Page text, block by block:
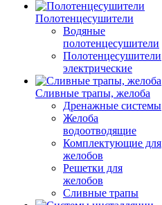
Полотенцесушители
Водяные
полотенцесушители
Полотенцесушители
электрические
Сливные трапы, желоба
Дренажные системы
Желоба
водоотводящие
Комплектующие для
желобов
Решетки для
желобов
Сливные трапы